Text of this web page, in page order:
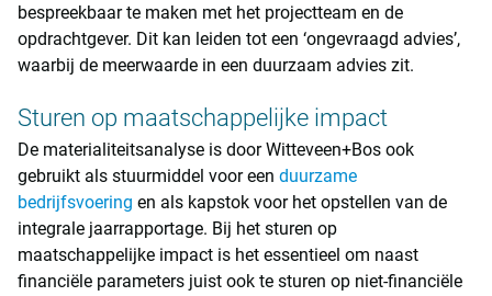
bespreekbaar te maken met het projectteam en de
opdrachtgever. Dit kan leiden tot een ‘ongevraagd advies’,
waarbij de meerwaarde in een duurzaam advies zit.
Sturen op maatschappelijke impact
De materialiteitsanalyse is door Witteveen+Bos ook
gebruikt als stuurmiddel voor een duurzame
bedrijfsvoering en als kapstok voor het opstellen van de
integrale jaarrapportage. Bij het sturen op
maatschappelijke impact is het essentieel om naast
financiële parameters juist ook te sturen op niet-financiële